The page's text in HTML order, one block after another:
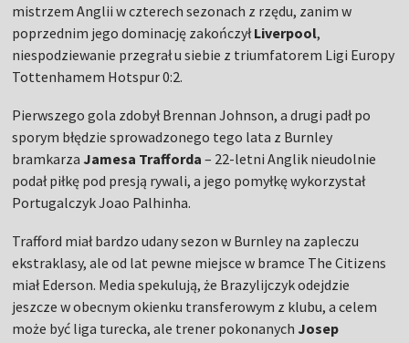
mistrzem Anglii w czterech sezonach z rzędu, zanim w
poprzednim jego dominację zakończyłLiverpool,
niespodziewanie przegrał u siebie z triumfatorem Ligi Europy
Tottenhamem Hotspur 0:2.
Pierwszego gola zdobył Brennan Johnson, a drugi padł po
sporym błędzie sprowadzonego tego lata z Burnley
bramkarza Jamesa Trafforda – 22-letni Anglik nieudolnie
podał piłkę pod presją rywali, a jego pomyłkę wykorzystał
Portugalczyk Joao Palhinha.
Trafford miał bardzo udany sezon w Burnley na zapleczu
ekstraklasy, ale od lat pewne miejsce w bramce The Citizens
miał Ederson. Media spekulują, że Brazylijczyk odejdzie
jeszcze w obecnym okienku transferowym z klubu, a celem
może być liga turecka, ale trener pokonanych Josep